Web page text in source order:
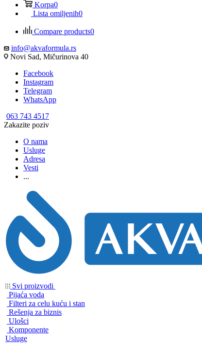
Korpa0
Lista omiljenih0
Compare products0
info@akvaformula.rs
Novi Sad, Mičurinova 40
Facebook
Instagram
Telegram
WhatsApp
063 743 4517
Zakazite poziv
O nama
Usluge
Adresa
Vesti
...
Svi proizvodi
Pijaća voda
Filteri za celu kuću i stan
Rešenja za biznis
Ulošci
Komponente
Usluge